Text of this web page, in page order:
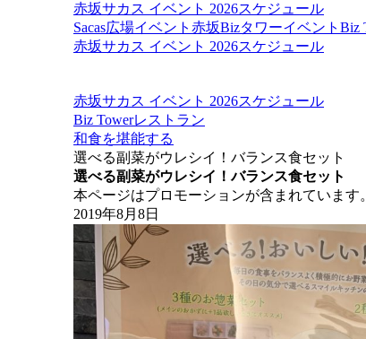
赤坂サカス イベント 2026スケジュール
Sacas広場イベント 赤坂Bizタワーイベント Biz
赤坂サカス イベント 2026スケジュール
赤坂サカス イベント 2026スケジュール
Biz Towerレストラン
和食を堪能する
選べる副菜がウレシイ！バランス食セット
選べる副菜がウレシイ！バランス食セット
本ページはプロモーションが含まれています。
2019年8月8日